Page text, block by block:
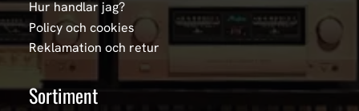
Hur handlar jag?
Policy och cookies
Reklamation och retur
Sortiment